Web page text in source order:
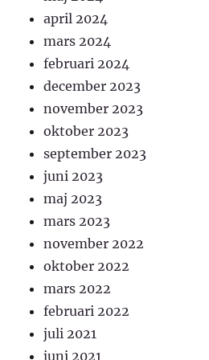
april 2024
mars 2024
februari 2024
december 2023
november 2023
oktober 2023
september 2023
juni 2023
maj 2023
mars 2023
november 2022
oktober 2022
mars 2022
februari 2022
juli 2021
juni 2021